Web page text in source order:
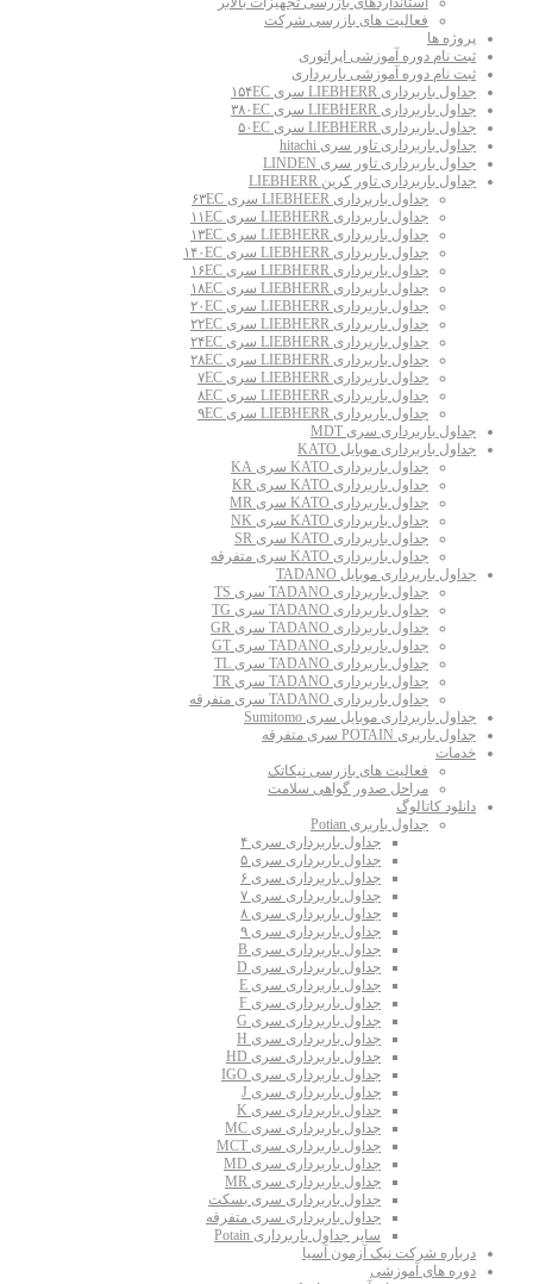
فعالیت های بازرسی شرکت
پروژه ها
ثبت نام دوره آموزشی اپراتوری
ثبت نام دوره آموزشی باربرداری
جداول باربرداری LIEBHERR سری ۱۵۴EC
جداول باربرداری LIEBHERR سری ۳۸۰EC
جداول باربرداری LIEBHERR سری ۵۰EC
جداول باربرداری تاور سری hitachi
جداول باربرداری تاور سری LINDEN
جداول باربرداری تاور کرین LIEBHERR
جداول باربرداری LIEBHEER سری ۶۳EC
جداول باربرداری LIEBHERR سری ۱۱EC
جداول باربرداری LIEBHERR سری ۱۳EC
جداول باربرداری LIEBHERR سری ۱۴۰EC
جداول باربرداری LIEBHERR سری ۱۶EC
جداول باربرداری LIEBHERR سری ۱۸EC
جداول باربرداری LIEBHERR سری ۲۰EC
جداول باربرداری LIEBHERR سری ۲۲EC
جداول باربرداری LIEBHERR سری ۲۴EC
جداول باربرداری LIEBHERR سری ۲۸EC
جداول باربرداری LIEBHERR سری ۷EC
جداول باربرداری LIEBHERR سری ۸EC
جداول باربرداری LIEBHERR سری ۹EC
جداول باربرداری سری MDT
جداول باربرداری موبایل KATO
جداول باربرداری KATO سری KA
جداول باربرداری KATO سری KR
جداول باربرداری KATO سری MR
جداول باربرداری KATO سری NK
جداول باربرداری KATO سری SR
جداول باربرداری KATO سری متفرقه
جداول باربرداری موبایل TADANO
جداول باربرداری TADANO سری TS
جداول باربرداری TADANO سری TG
جداول باربرداری TADANO سری GR
جداول باربرداری TADANO سری GT
جداول باربرداری TADANO سری TL
جداول باربرداری TADANO سری TR
جداول باربرداری TADANO سری متفرقه
جداول باربرداری موبایل سری Sumitomo
جداول باربری POTAIN سری متفرقه
خدمات
فعالیت های بازرسی نیکاتک
مراحل صدور گواهی سلامت
دانلود کاتالوگ
جداول باربری Potian
جداول باربرداری سری ۴
جداول باربرداری سری ۵
جداول باربرداری سری ۶
جداول باربرداری سری ۷
جداول باربرداری سری ۸
جداول باربرداری سری ۹
جداول باربرداری سری B
جداول باربرداری سری D
جداول باربرداری سری E
جداول باربرداری سری F
جداول باربرداری سری G
جداول باربرداری سری H
جداول باربرداری سری HD
جداول باربرداری سری IGO
جداول باربرداری سری J
جداول باربرداری سری K
جداول باربرداری سری MC
جداول باربرداری سری MCT
جداول باربرداری سری MD
جداول باربرداری سری MR
جداول باربرداری سری بسکت
جداول باربرداری سری متفرقه
سایر جداول باربرداری Potain
درباره شرکت نیک آزمون آسیا
دوره های آموزشی